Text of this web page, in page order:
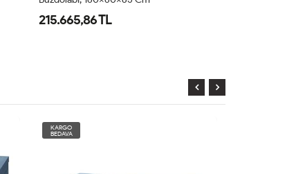
215.665,86 TL
KARGO
BEDAVA